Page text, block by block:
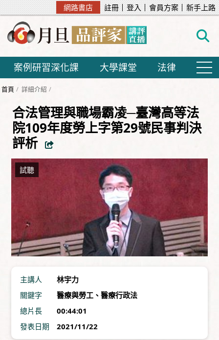
網路書店 註冊 登入 會員方案 新手上路
案例研習深化課 大學課堂 法律
首頁 詳細介紹
合法管理與職場霸凌─臺灣高等法
院109年度勞上字第29號民事判決
評析
主講人
林宇力
關鍵字
醫療與勞工 、 醫療行政法
總片長
00:44:01
發表日期
2021/11/22